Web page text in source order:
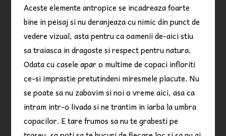
Aceste elemente antropice se incadreaza foarte
bine in peisaj si nu deranjeaza cu nimic din punct de
vedere vizual, asta pentru ca oamenii de-aici stiu
sa traiasca in dragoste si respect pentru natura.
Odata cu casele apar o multime de copaci infloriti
ce-si imprastie pretutindeni miresmele placute. Nu
se poate sa nu zabovim si noi o vreme aici, asa ca
intram intr-o livada si ne trantim in iarba la umbra
copacilor. E tare frumos sa nu te grabesti pe